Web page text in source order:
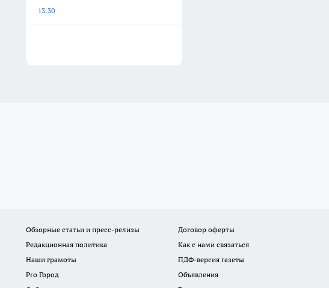
13:30
Обзорные статьи и пресс-релизы Договор оферты
Редакционная политика
Как с нами связаться
Наши грамоты
ПДФ-версия газеты
Pro Город
Объявления